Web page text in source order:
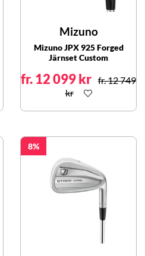
Mizuno
Mizuno JPX 925 Forged
Järnset Custom
fr. 12 099 kr fr. 12 749
kr
8